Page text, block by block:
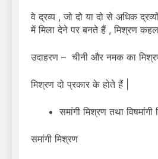
वे द्रव्य , जो दो या दो से अधिक
में मिला देने पर बनते हैं , मिश्रण
उदाहरण – चीनी और नमक का
मिश्रण दो प्रकार के होते हैं |
समांगी मिश्रण तथा विषमांगी
समांगी मिश्रण